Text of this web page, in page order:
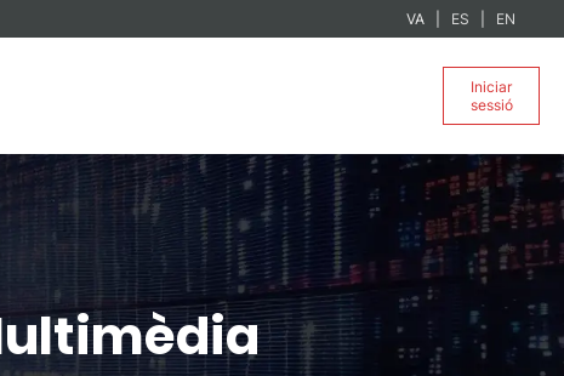
VA ES EN
Iniciar
sessió